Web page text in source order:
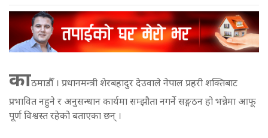
काठमाडौँ । प्रधानमन्त्री शेरबहादुर देउवाले नेपाल प्रहरी शक्तिबाट
प्रभावित नहुने र अनुसन्धान कार्यमा सम्झौता नगर्ने सङ्गठन हो भन्नेमा आफू
पूर्ण विश्वस्त रहेको बताएका छन् ।